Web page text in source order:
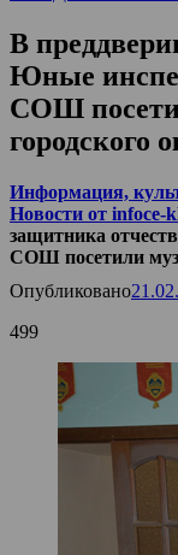
В
Юные
СОШ
городского
Информация,
Новости от infoce-
защитника
СОШ посетили
Опубликовано
499